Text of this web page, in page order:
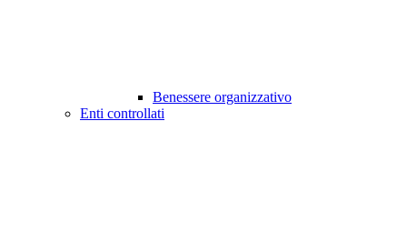
Benessere organizzativo
Enti controllati